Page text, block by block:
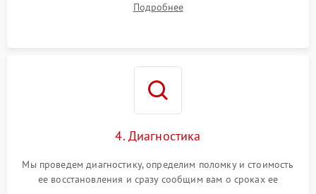
Подробнее
4. Диагностика
Мы проведем диагностику, определим поломку и стоимость
ее восстановления и сразу сообщим вам о сроках ее